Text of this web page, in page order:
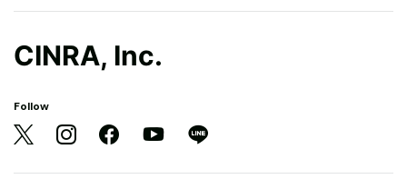
CINRA, Inc.
Follow